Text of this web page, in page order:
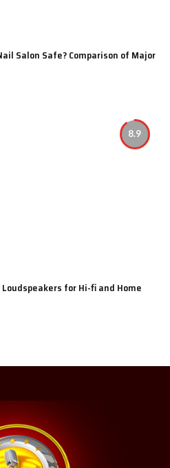
Salon Safe? Comparison of Major
8.9
Loudspeakers for Hi-fi and Home